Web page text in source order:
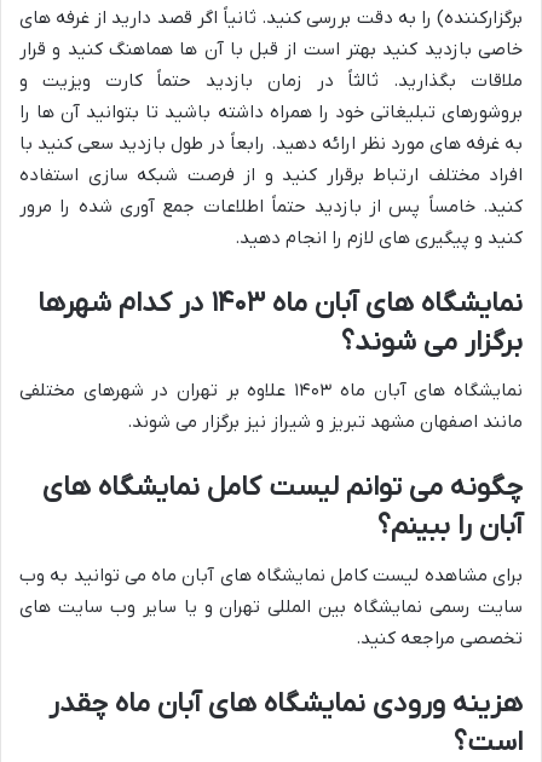
برگزارکننده) را به دقت بررسی کنید. ثانیاً اگر قصد دارید از غرفه های
خاصی بازدید کنید بهتر است از قبل با آن ها هماهنگ کنید و قرار
ملاقات بگذارید. ثالثاً در زمان بازدید حتماً کارت ویزیت و
بروشورهای تبلیغاتی خود را همراه داشته باشید تا بتوانید آن ها را
به غرفه های مورد نظر ارائه دهید. رابعاً در طول بازدید سعی کنید با
افراد مختلف ارتباط برقرار کنید و از فرصت شبکه سازی استفاده
کنید. خامساً پس از بازدید حتماً اطلاعات جمع آوری شده را مرور
کنید و پیگیری های لازم را انجام دهید.
نمایشگاه های آبان ماه ۱۴۰۳ در کدام شهرها
برگزار می شوند؟
نمایشگاه های آبان ماه ۱۴۰۳ علاوه بر تهران در شهرهای مختلفی
مانند اصفهان مشهد تبریز و شیراز نیز برگزار می شوند.
چگونه می توانم لیست کامل نمایشگاه های
آبان را ببینم؟
برای مشاهده لیست کامل نمایشگاه های آبان ماه می توانید به وب
سایت رسمی نمایشگاه بین المللی تهران و یا سایر وب سایت های
تخصصی مراجعه کنید.
هزینه ورودی نمایشگاه های آبان ماه چقدر
است؟